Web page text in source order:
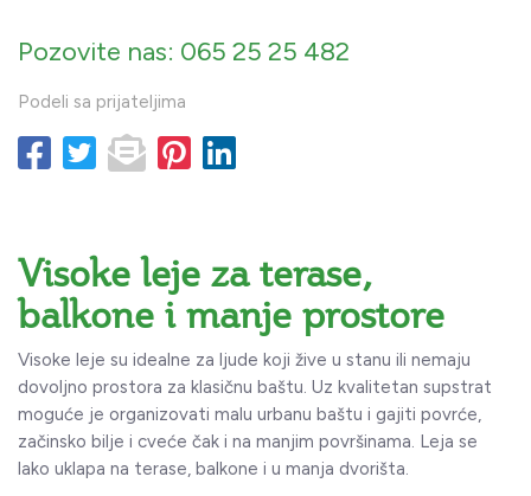
Pozovite nas: 065 25 25 482
Podeli sa prijateljima
Visoke leje za terase,
balkone i manje prostore
Visoke leje su idealne za ljude koji žive u stanu ili nemaju
dovoljno prostora za klasičnu baštu. Uz kvalitetan supstrat
moguće je organizovati malu urbanu baštu i gajiti povrće,
začinsko bilje i cveće čak i na manjim površinama. Leja se
lako uklapa na terase, balkone i u manja dvorišta.